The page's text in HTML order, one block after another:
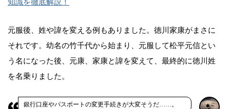
知識を徹底解説！
元服後、姓や諱を変える例もありました。徳川家康がまさに
それです。幼名の竹千代から始まり、元服して松平元信とい
う名になった後、元康、家康と諱を変えて、最終的に徳川姓
を名乗りました。
銀行口座やパスポートの変更手続きが大変そうだ……。